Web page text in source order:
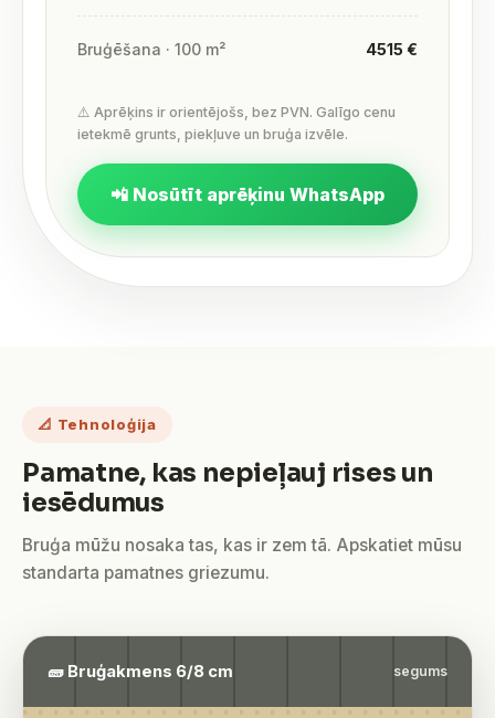
Bruģēšana · 100 m² 4515 €
⚠️ Aprēķins ir orientējošs, bez PVN. Galīgo cenu
ietekmē grunts, piekļuve un bruģa izvēle.
📲 Nosūtīt aprēķinu WhatsApp
📐 Tehnoloģija
Pamatne, kas nepieļauj rises un
iesēdumus
Bruģa mūžu nosaka tas, kas ir zem tā. Apskatiet mūsu
standarta pamatnes griezumu.
🧱 Bruģakmens 6/8 cm segums